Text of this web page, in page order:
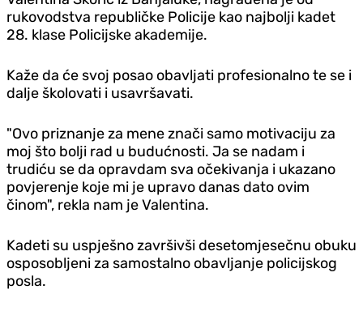
rukovodstva republičke Policije kao najbolji kadet
28. klase Policijske akademije.
Kaže da će svoj posao obavljati profesionalno te se i
dalje školovati i usavršavati.
"Ovo priznanje za mene znači samo motivaciju za
moj što bolji rad u budućnosti. Ja se nadam i
trudiću se da opravdam sva očekivanja i ukazano
povjerenje koje mi je upravo danas dato ovim
činom", rekla nam je Valentina.
Kadeti su uspješno završivši desetomjesečnu obuku
osposobljeni za samostalno obavljanje policijskog
posla.